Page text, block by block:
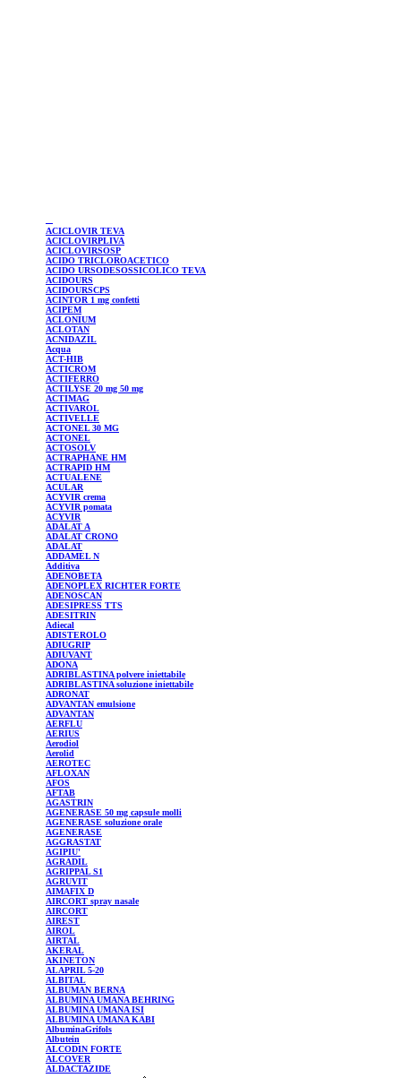
ACICLOVIR TEVA
ACICLOVIRPLIVA
ACICLOVIRSOSP
ACIDO TRICLOROACETICO
ACIDO URSODESOSSICOLICO TEVA
ACIDOURS
ACIDOURSCPS
ACINTOR 1 mg confetti
ACIPEM
ACLONIUM
ACLOTAN
ACNIDAZIL
Acqua
ACT-HIB
ACTICROM
ACTIFERRO
ACTILYSE 20 mg 50 mg
ACTIMAG
ACTIVAROL
ACTIVELLE
ACTONEL30 MG
ACTONEL
ACTOSOLV
ACTRAPHANE HM
ACTRAPID HM
ACTUALENE
ACULAR
ACYVIR crema
ACYVIR pomata
ACYVIR
ADALAT A
ADALAT CRONO
ADALAT
ADDAMELN
Additiva
ADENOBETA
ADENOPLEX RICHTER FORTE
ADENOSCAN
ADESIPRESS TTS
ADESITRIN
Adiecal
ADISTEROLO
ADIUGRIP
ADIUVANT
ADONA
ADRIBLASTINApolvere iniettabile
ADRIBLASTINAsoluzione iniettabile
ADRONAT
ADVANTAN emulsione
ADVANTAN
AERFLU
AERIUS
Aerodiol
Aerolid
AEROTEC
AFLOXAN
AFOS
AFTAB
AGASTRIN
AGENERASE 50 mg capsule molli
AGENERASE soluzione orale
AGENERASE
AGGRASTAT
AGIPIU'
AGRADIL
AGRIPPALS1
AGRUVIT
AIMAFIX D
AIRCORT spray nasale
AIRCORT
AIREST
AIROL
AIRTAL
AKERAL
AKINETON
ALAPRIL5-20
ALBITAL
ALBUMAN BERNA
ALBUMINA UMANA BEHRING
ALBUMINA UMANA ISI
ALBUMINA UMANA KABI
AlbuminaGrifols
Albutein
ALCODIN FORTE
ALCOVER
ALDACTAZIDE